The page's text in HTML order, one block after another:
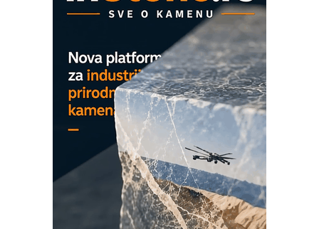
Detekcija različitih oblika
MAREX - Lim i mašine za savremena